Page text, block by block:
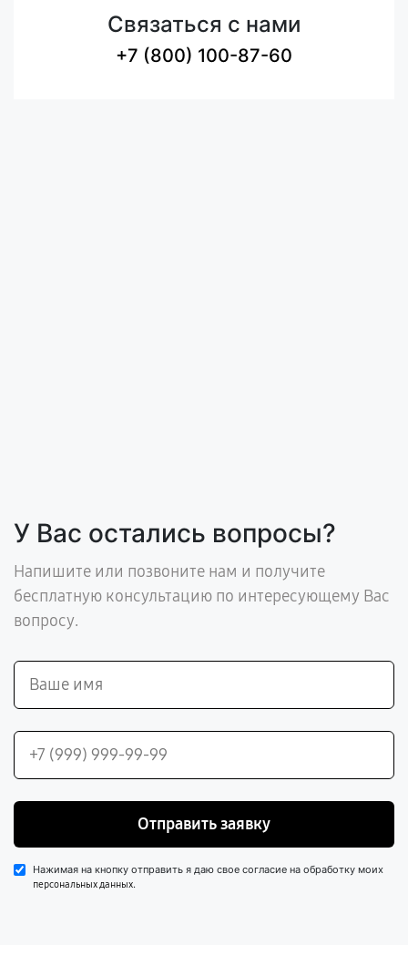
Связаться с нами
+7 (800) 100-87-60
У Вас остались вопросы?
Напишите или позвоните нам и получите
бесплатную консультацию по интересующему Вас
вопросу.
Отправить заявку
Нажимая на кнопку отправить я даю свое согласие на обработку моих
персональных данных.